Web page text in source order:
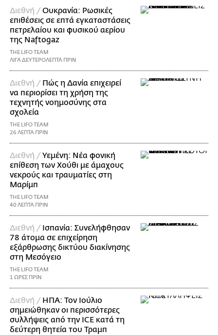
Διεθνή / Ουκρανία: Ρωσικές
επιθέσεις σε επτά εγκαταστάσεις
πετρελαίου και φυσικού αερίου
της Naftogaz
THE LIFO TEAM
ΛΙΓΑ ΔΕΥΤΕΡΟΛΕΠΤΑ ΠΡΙΝ
Διεθνή / Πώς η Δανία επιχειρεί
να περιορίσει τη χρήση της
τεχνητής νοημοσύνης στα
σχολεία
THE LIFO TEAM
26 ΛΕΠΤΑ ΠΡΙΝ
Διεθνή / Υεμένη: Νέα φονική
επίθεση των Χούθι με άμαχους
νεκρούς και τραυματίες στη
Μαρίμπ
THE LIFO TEAM
40 ΛΕΠΤΑ ΠΡΙΝ
Διεθνή / Ισπανία: Συνελήφθησαν
78 άτομα σε επιχείρηση
εξάρθρωσης δικτύου διακίνησης
στη Μεσόγειο
THE LIFO TEAM
1 ΩΡΕΣ ΠΡΙΝ
Διεθνή / ΗΠΑ: Τον Ιούλιο
σημειώθηκαν οι περισσότερες
συλλήψεις από την ICE κατά τη
δεύτερη θητεία του Τραμπ